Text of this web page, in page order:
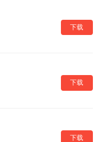
下载
下载
下载